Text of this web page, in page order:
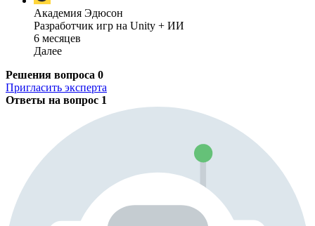
Академия Эдюсон
Разработчик игр на Unity + ИИ
6 месяцев
Далее
Решения вопроса 0
Пригласить эксперта
Ответы на вопрос 1